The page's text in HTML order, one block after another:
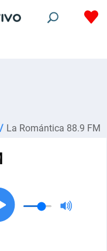
La Romántica 88.9 FM